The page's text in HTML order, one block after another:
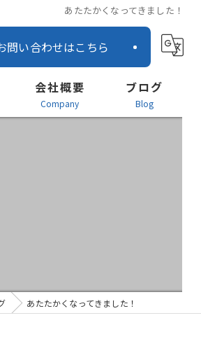
あたたかくなってきました！
問い合わせはこちら
会社概要
company
ブログ
blog
あたたかくなってきました！